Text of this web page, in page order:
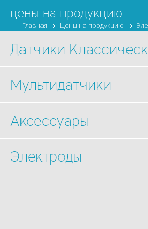
цены на продукцию
Главная Цены на продукцию
Датчики
Мультидатчики
Аксессуары
Электроды